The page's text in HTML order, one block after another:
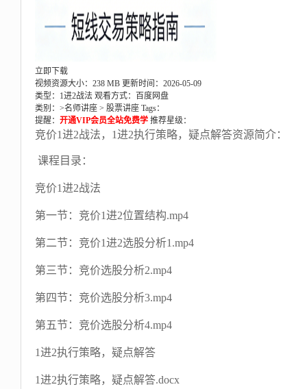
立即下载
视频资源大小：238 MB 更新时间：2026-05-09
类型：1进2战法 观看方式：百度网盘
类别：>名师讲座 > 股票讲座 Tags：
提醒： 开通VIP会员全站免费学 推荐星级：
竞价1进2战法，1进2执行策略，疑点解答资源简介：
课程目录：
竞价1进2战法
第一节：竞价1进2位置结构.mp4
第二节：竞价1进2选股分析1.mp4
第三节：竞价选股分析2.mp4
第四节：竞价选股分析3.mp4
第五节：竞价选股分析4.mp4
1进2执行策略，疑点解答
1进2执行策略，疑点解答.docx